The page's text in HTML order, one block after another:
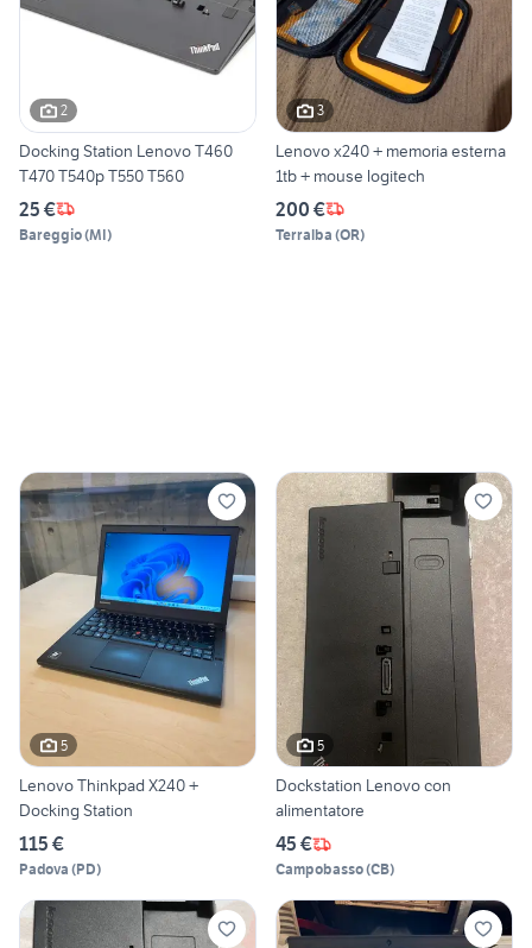
2
Docking Station Lenovo T460
T470 T540p T550 T560
25 €
Bareggio(MI)
3
Lenovo x240 + memoria esterna
1tb + mouse logitech
200 €
Terralba (OR)
5
Lenovo Thinkpad X240 +
Docking Station
115 €
Padova (PD)
5
Dockstation Lenovo con
alimentatore
45 €
Campobasso(CB)